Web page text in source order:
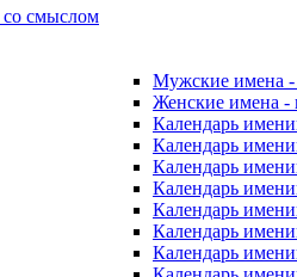
смыслом
Мужские имена
Женские имена
Календарь
Календарь
Календарь
Календарь
Календарь
Календарь
Календарь